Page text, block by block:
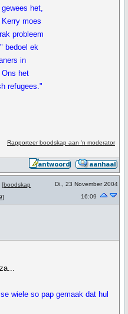
het,
moes
probleem
bedoel ek
in
het
refugees."
Rapporteer boodskap aan 'n moderator
[boodskap
]
Di., 23 November 2004
16:09
wiele so pap gemaak dat hul